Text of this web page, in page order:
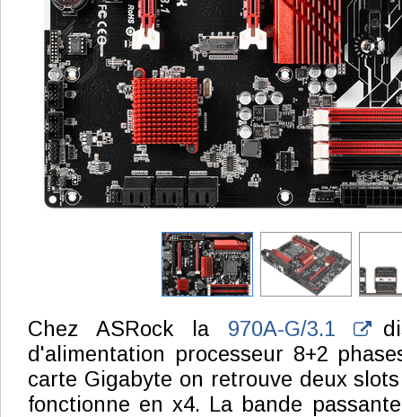
Chez ASRock la 970A-G/3.1
d'alimentation processeur 8+2
carte Gigabyte on retrouve deux
fonctionne en x4. La bande